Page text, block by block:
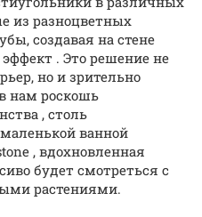
из разноцветных
создавая на стене
. Это решение не
но и зрительно
нам роскошь
, столь
ванной
, вдохновленная
будет смотреться с
растениями.